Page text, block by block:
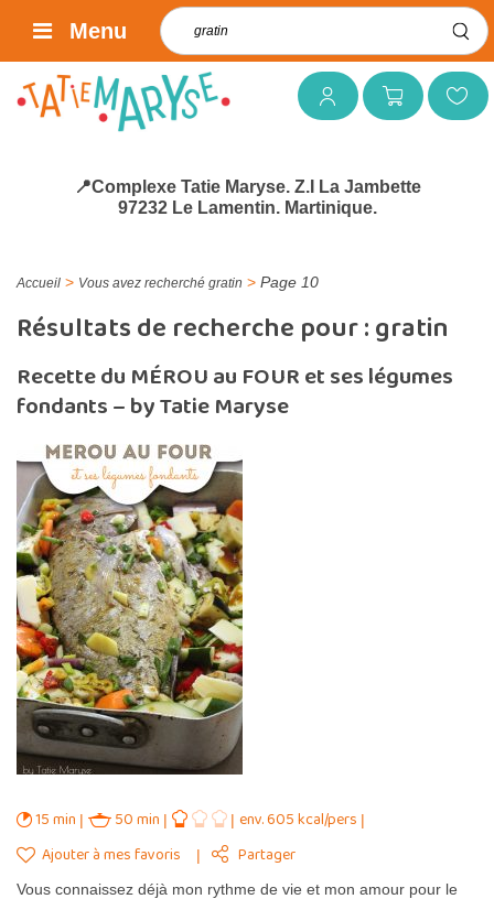
Mon compteMon panierMes favoris
Rechercher :
Menu
📍Complexe Tatie Maryse. Z.I La Jambette
97232 Le Lamentin. Martinique.
Accueil > Vous avez recherché gratin > Page 10
Résultats de recherche pour :gratin
Recette du MÉROU au FOUR et ses légumes
fondants – by Tatie Maryse
15 min 50 min
env. 605 kcal/pers
Ajouter à mes favoris
Partager
Vous connaissez déjà mon rythme de vie et mon amour pour le